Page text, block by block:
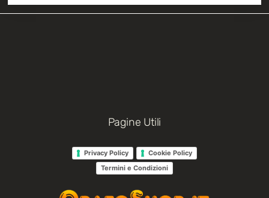
Pagine Utili
Privacy Policy
Cookie Policy
Termini e Condizioni